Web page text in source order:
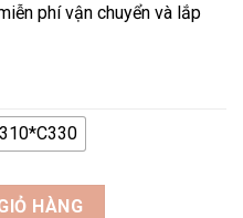
phí vận chuyển và lắp
HÀNG